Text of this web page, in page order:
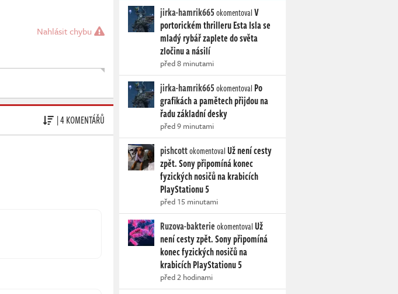
Nahlásit chybu
| 4 KOMENTÁŘŮ
jirka-hamrik665okomentovalV
portorickém thrilleru Esta Isla se
mladý rybář zaplete do světa
zločinu a násilí
před 8 minutami
jirka-hamrik665okomentoval Po
grafikách a pamětech přijdou na
řadu základní desky
před 9 minutami
pishcottokomentovalUž není cesty
zpět. Sony připomíná konec
fyzických nosičů na krabicích
PlayStationu 5
před 15 minutami
Ruzova-bakterieokomentovalUž
není cesty zpět. Sony připomíná
konec fyzických nosičů na
krabicích PlayStationu 5
před 2 hodinami